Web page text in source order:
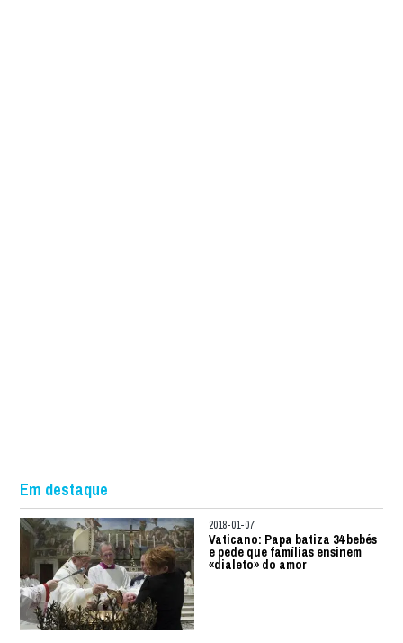
Em destaque
2018-01-07
Vaticano: Papa batiza 34 bebés
e pede que famílias ensinem
«dialeto» do amor